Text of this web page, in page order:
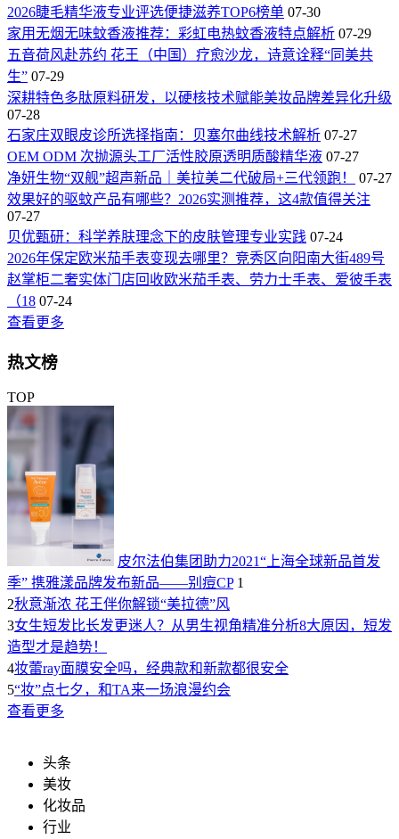
2026睫毛精华液专业评选便捷滋养TOP6榜单 07-30
家用无烟无味蚊香液推荐：彩虹电热蚊香液特点解析 07-29
五音荷风赴苏约 花王（中国）疗愈沙龙，诗意诠释“同美共
生” 07-29
深耕特色多肽原料研发，以硬核技术赋能美妆品牌差异化升级
07-28
石家庄双眼皮诊所选择指南：贝塞尔曲线技术解析 07-27
OEM ODM 次抛源头工厂活性胶原透明质酸精华液 07-27
净妍生物“双舰”超声新品｜美拉美二代破局+三代领跑！
07-27
效果好的驱蚊产品有哪些？2026实测推荐，这4款值得关注
07-27
贝优甄研：科学养肤理念下的皮肤管理专业实践 07-24
2026年保定欧米茄手表变现去哪里？竞秀区向阳南大街489号
赵掌柜二奢实体门店回收欧米茄手表、劳力士手表、爱彼手表
（18 07-24
查看更多
热文榜
TOP
皮尔法伯集团助力2021“上海全球新品首发
季” 携雅漾品牌发布新品——别痘CP 1
2秋意渐浓 花王伴你解锁“美拉德”风
3女生短发比长发更迷人？从男生视角精准分析8大原因，短发
造型才是趋势！
4妆蕾ray面膜安全吗，经典款和新款都很安全
5“妆”点七夕，和TA来一场浪漫约会
查看更多
头条
美妆
化妆品
行业